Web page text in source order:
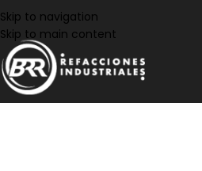
Skip to navigation
Skip to main content